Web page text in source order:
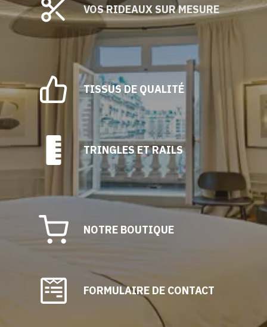
VOS RIDEAUX SUR MESURE
TISSUS DE QUALITÉ
TRINGLES ET RAILS
NOTRE BOUTIQUE
FORMULAIRE DE CONTACT